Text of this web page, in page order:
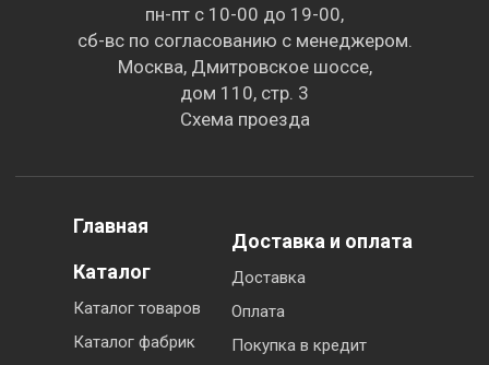
пн-пт с 10-00 до 19-00,
сб-вс по согласованию с менеджером.
Москва, Дмитровское шоссе,
дом 110, стр. 3
Схема проезда
Главная
Каталог
Каталог товаров
Каталог фабрик
Доставка и оплата
Доставка
Оплата
Покупка в кредит